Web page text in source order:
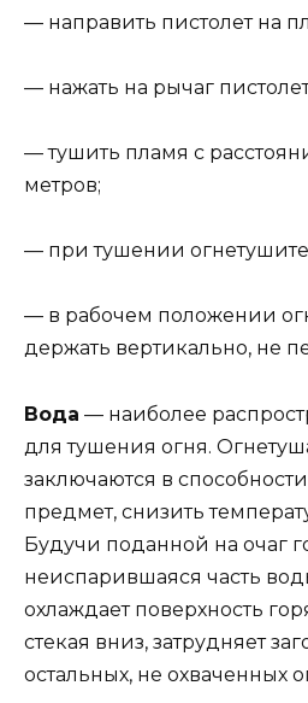
— направить пистолет на
— нажать на рычаг
— тушить пламя с
метров;
— при тушении
— в рабочем положении
держать вертикально, не
Вода — наиболее
для тушения огня.
заключаются в
предмет, снизить
Будучи поданной на очаг
неиспарившаяся часть
охлаждает поверхность
стекая вниз, затрудняет
остальных, не охваченных